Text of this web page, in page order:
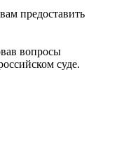
предоставить
вопросы
суде.